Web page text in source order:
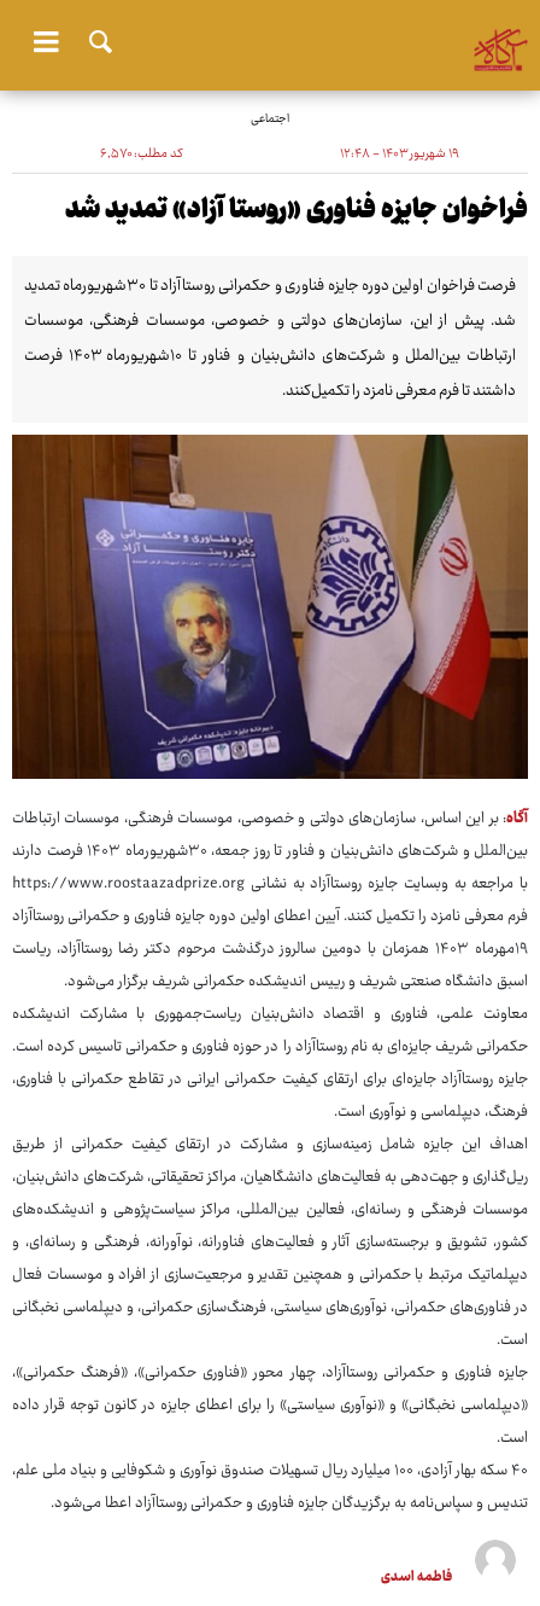
اجتماعی
۱۹ شهریور ۱۴۰۳ - ۱۲:۴۸ کد مطلب:۶٬۵۷۰
فراخوان جایزه فناوری «روستا آزاد» تمدید شد
فرصت فراخوان اولین دوره جایزه فناوری و حکمرانی روستاآزاد تا ۳۰شهریورماه تمدید
شد. پیش از این، سازمان‌های دولتی و خصوصی، موسسات فرهنگی، موسسات
ارتباطات بین‌الملل و شرکت‌های دانش‌بنیان و فناور تا ۱۰شهریورماه ۱۴۰۳ فرصت
داشتند تا فرم معرفی نامزد را تکمیل‌کنند.
آگاه: بر این اساس، سازمان‌های دولتی و خصوصی، موسسات فرهنگی، موسسات ارتباطات
بین‌الملل و شرکت‌های دانش‌بنیان و فناور تا روز جمعه، ۳۰شهریورماه ۱۴۰۳ فرصت دارند
با مراجعه به وبسایت جایزه روستاآزاد به نشانی https://www.roostaazadprize.org
فرم معرفی نامزد را تکمیل کنند. آیین اعطای اولین دوره جایزه فناوری و حکمرانی روستاآزاد
۱۹مهرماه ۱۴۰۳ همزمان با دومین سالروز درگذشت مرحوم دکتر رضا روستاآزاد، ریاست
اسبق دانشگاه صنعتی شریف و رییس اندیشکده حکمرانی شریف برگزار می‌شود.
معاونت علمی، فناوری و اقتصاد دانش‌بنیان ریاست‌جمهوری با مشارکت اندیشکده
حکمرانی شریف جایزه‌ای به نام روستاآزاد را در حوزه فناوری و حکمرانی تاسیس کرده است.
جایزه روستاآزاد جایزه‌ای برای ارتقای کیفیت حکمرانی ایرانی در تقاطع حکمرانی با فناوری،
فرهنگ، دیپلماسی و نوآوری است.
اهداف این جایزه شامل زمینه‌سازی و مشارکت در ارتقای کیفیت حکمرانی از طریق
ریل‌گذاری و جهت‌دهی به فعالیت‌های دانشگاهیان، مراکز تحقیقاتی، شرکت‌های دانش‌بنیان،
موسسات فرهنگی و رسانه‌ای، فعالین بین‌المللی، مراکز سیاست‌پژوهی و اندیشکده‌های
کشور، تشویق و برجسته‌سازی آثار و فعالیت‌های فناورانه، نوآورانه، فرهنگی و رسانه‌ای، و
دیپلماتیک مرتبط با حکمرانی و همچنین تقدیر و مرجعیت‌سازی از افراد و موسسات فعال
در فناوری‌های حکمرانی، نوآوری‌های سیاستی، فرهنگ‌سازی حکمرانی، و دیپلماسی نخبگانی
است.
جایزه فناوری و حکمرانی روستاآزاد، چهار محور «فناوری حکمرانی»، «فرهنگ حکمرانی»،
«دیپلماسی نخبگانی» و «نوآوری سیاستی» را برای اعطای جایزه در کانون توجه قرار داده
است.
۴۰ سکه بهار آزادی، ۱۰۰ میلیارد ریال تسهیلات صندوق نوآوری و شکوفایی و بنیاد ملی علم،
تندیس و سپاس‌نامه به برگزیدگان جایزه فناوری و حکمرانی روستاآزاد اعطا می‌شود.
فاطمه اسدی